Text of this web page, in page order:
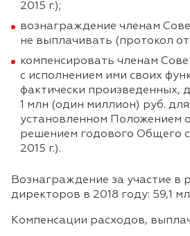
2015 г.);
вознаграждение членам
не выплачивать (протокол от
компенсировать членам
с исполнением ими своих
фактически
1 млн (один миллион) руб.
установленном Положением
решением годового Общего
2015 г.).
Вознаграждение за участие в
директоров в 2018 году: 59,1
Компенсации расходов,